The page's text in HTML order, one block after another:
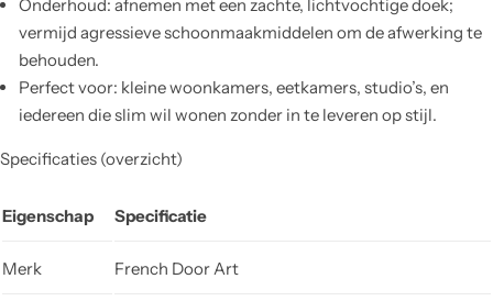
Onderhoud: afnemen met een zachte, lichtvochtige doek;
vermijd agressieve schoonmaakmiddelen om de afwerking te
behouden.
Perfect voor: kleine woonkamers, eetkamers, studio’s, en
iedereen die slim wil wonen zonder in te leveren op stijl.
Specificaties (overzicht)
Eigenschap Specificatie
Merk French Door Art